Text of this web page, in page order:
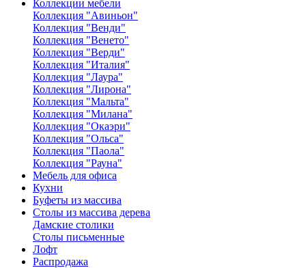
Коллекции мебели
Коллекция "Авиньон"
Коллекция "Венди"
Коллекция "Венето"
Коллекция "Верди"
Коллекция "Италия"
Коллекция "Лаура"
Коллекция "Лирона"
Коллекция "Мальта"
Коллекция "Милана"
Коллекция "Окаэри"
Коллекция "Ольса"
Коллекция "Паола"
Коллекция "Рауна"
Мебель для офиса
Кухни
Буфеты из массива
Столы из массива дерева
Дамские столики
Столы письменные
Лофт
Распродажа